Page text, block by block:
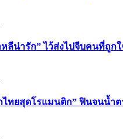
หลีน่ารัก” ไว้ส่งไปจีบคนที่ถูก
ไทยสุดโรแมนติก” ฟินจนน้ำต